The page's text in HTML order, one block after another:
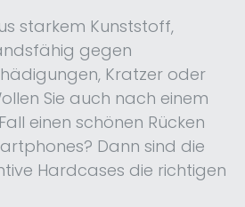
starkem Kunststoff,
gegen
Kratzer oder
Sie auch nach einem
einen schönen Rücken
Dann sind die
Hardcases die richtigen